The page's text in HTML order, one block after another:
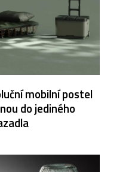
mobilní postel
do jediného